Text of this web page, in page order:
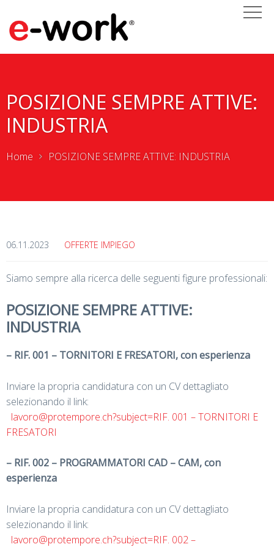
POSIZIONE SEMPRE ATTIVE:
INDUSTRIA
Home POSIZIONE SEMPRE ATTIVE: INDUSTRIA
06.11.2023 OFFERTE IMPIEGO
Siamo sempre alla ricerca delle seguenti figure professionali:
POSIZIONE SEMPRE ATTIVE:
INDUSTRIA
– RIF. 001 – TORNITORI E FRESATORI, con esperienza
Inviare la propria candidatura con un CV dettagliato
selezionando il link:
lavoro@protempore.ch?subject=RIF. 001 – TORNITORI E
FRESATORI
– RIF. 002 – PROGRAMMATORI CAD – CAM, con
esperienza
Inviare la propria candidatura con un CV dettagliato
selezionando il link:
lavoro@protempore.ch?subject=RIF. 002 –